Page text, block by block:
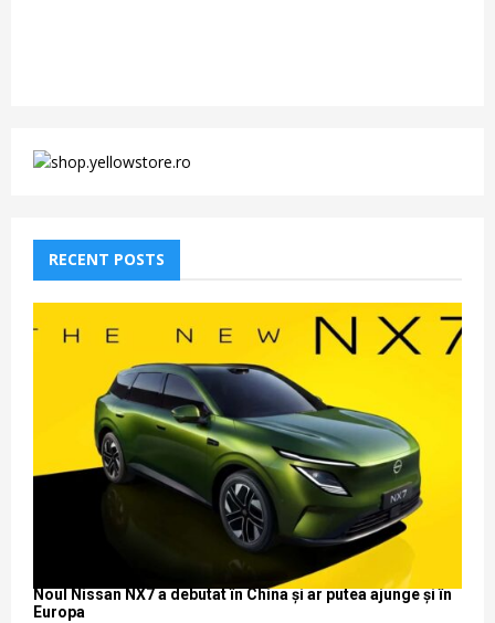
RECENT POSTS
Noul Nissan NX7 a debutat în China și ar putea ajunge și în
Europa